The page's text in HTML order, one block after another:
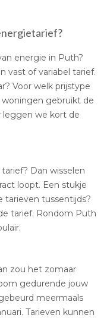
energie in Puth?
vast of variabel tarief.
Voor welk prijstype
gebruikt de
leggen we kort de
Dan wisselen
loopt. Een stukje
tarieven tussentijds?
tarief. Rondom Puth
zou het zomaar
gedurende jouw
meermaals
Tarieven kunnen